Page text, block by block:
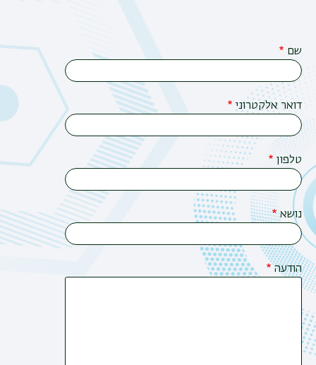
שם
דואר אלקטרוני
טלפון
נושא
הודעה